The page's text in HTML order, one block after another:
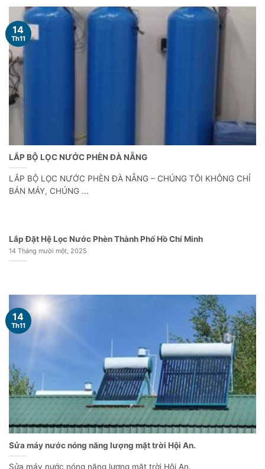
LẮP BỘ LỌC NƯỚC PHÈN ĐÀ NẴNG
LẮP BỘ LỌC NƯỚC PHÈN ĐÀ NẴNG – CHÚNG TÔI KHÔNG CHỈ
BÁN MÁY, CHÚNG ...
14
Th11
Lắp Đặt Hệ Lọc Nước Phèn Thành Phố Hồ Chí Minh
14 Tháng mười một, 2025
Sửa máy nước nóng năng lượng mặt trời Hội An.
Sửa máy nước nóng năng lượng mặt trời Hội An.
14
Th11